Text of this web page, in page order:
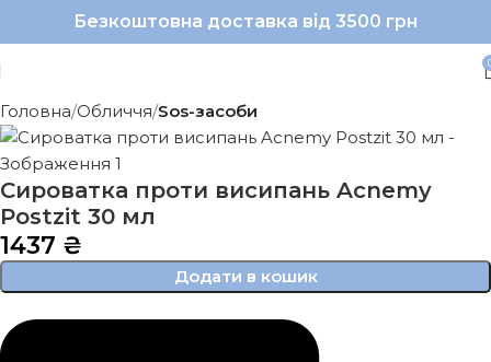
Безкоштовна доставка від 3500 грн
Головна Обличчя Sos-засоби
Сироватка проти висипань Acnemy
Postzit 30 мл
1437 ₴
Додати в кошик